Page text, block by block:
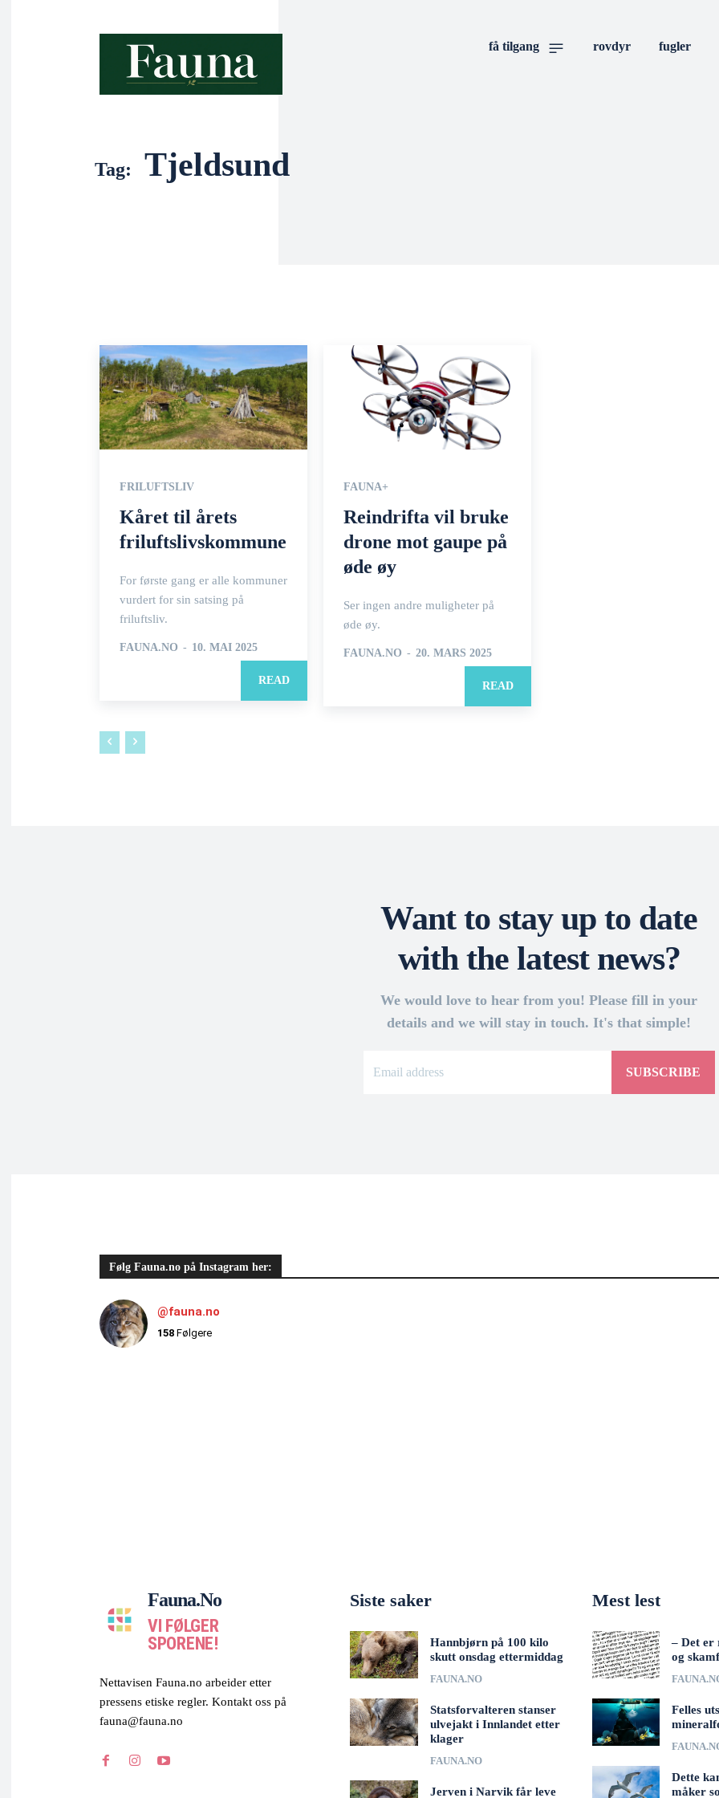
få tilgang rovdyr fugler
Tag: Tjeldsund
FRILUFTSLIV
Kåret til årets
friluftslivskommune
For første gang er alle kommuner
vurdert for sin satsing på
friluftsliv.
FAUNA.NO - 10. MAI 2025
READ
FAUNA+
Reindrifta vil bruke
drone mot gaupe på
øde øy
Ser ingen andre muligheter på
øde øy.
FAUNA.NO - 20. MARS 2025
READ
Want to stay up to date
with the latest news?
We would love to hear from you! Please fill in your
details and we will stay in touch. It's that simple!
SUBSCRIBE
Følg Fauna.no på Instagram her:
@fauna.no
158 Følgere
Fauna.no
VI FØLGER
SPORENE!
Nettavisen Fauna.no arbeider etter
pressens etiske regler. Kontakt oss på
fauna@fauna.no
Siste saker
Hannbjørn på 100 kilo
skutt onsdag ettermiddag
FAUNA.NO
Statsforvalteren stanser
ulvejakt i Innlandet etter
klager
FAUNA.NO
Jerven i Narvik får leve
Mest lest
– Det er
og
Felles
Dette
måker